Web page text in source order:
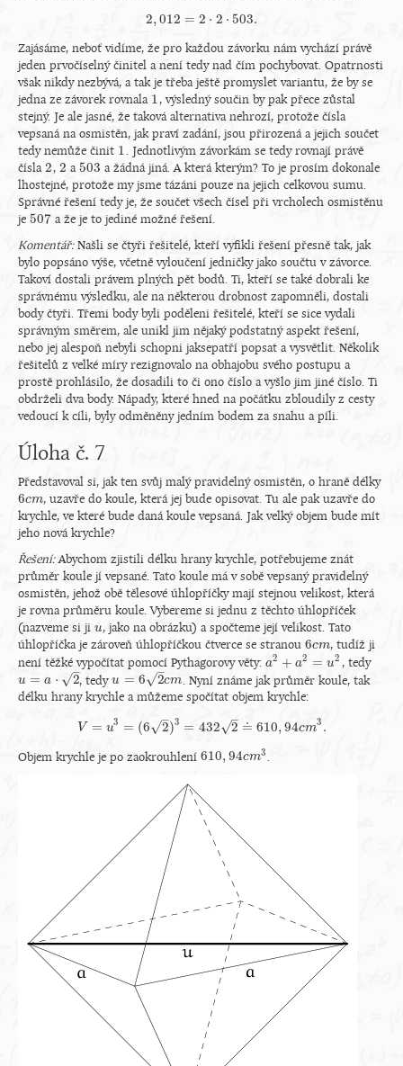
2, 012 = 2 ⋅ 2 ⋅ 503.
2,012= 2⋅ 2 ⋅503.
Zajásáme, neboť vidíme, že pro každou závorku nám vychází právě
jeden prvočíselný činitel a není tedy nad čím pochybovat. Opatrnosti
však nikdy nezbývá, a tak je třeba ještě promyslet variantu, že by se
jedna ze závorek rovnala 1
1, výsledný součin by pak přece zůstal
stejný. Je ale jasné, že taková alternativa nehrozí, protože čísla
vepsaná na osmistěn, jak praví zadání, jsou přirozená a jejich součet
tedy nemůže činit 1
1. Jednotlivým závorkám se tedy rovnají právě
čísla 2
2, 2
2 a503
503 a žádná jiná. A která kterým? To je prosím dokonale
lhostejné, protože my jsme tázáni pouze na jejich celkovou sumu.
Správné řešení tedy je, že součet všech čísel při vrcholech osmistěnu
je 507
507a že je to jediné možné řešení.
Komentář:Našli se čtyři řešitelé, kteří vyfikli řešení přesně tak, jak
bylo popsáno výše, včetně vyloučení jedničky jako součtu v závorce.
Takoví dostali právem plných pět bodů. Ti, kteří se také dobrali ke
správnému výsledku, ale na některou drobnost zapomněli, dostali
body čtyři. Třemi body byli poděleni řešitelé, kteří se sice vydali
správným směrem, ale unikl jim nějaký podstatný aspekt řešení,
nebo jej alespoň nebyli schopni jaksepatří popsat a vysvětlit. Několik
řešitelů z velké míry rezignovalo na obhajobu svého postupu a
prostě prohlásilo, že dosadili to či ono číslo a vyšlo jim jiné číslo. Ti
obdrželi dva body. Nápady, které hned na počátku zbloudily z cesty
vedoucí k cíli, byly odměněny jedním bodem za snahu a píli.
Úloha č. 7
Představoval si, jak ten svůj malý pravidelný osmistěn, o hraně délky
6cm
6cm , uzavře do koule, která jej bude opisovat. Tu ale pak uzavře do
krychle, ve které bude daná koule vepsaná. Jak velký objem bude mít
jeho nová krychle?
Řešení:Abychom zjistili délku hrany krychle, potřebujeme znát
průměr koule jí vepsané. Tato koule má v sobě vepsaný pravidelný
osmistěn, jehož obě tělesové úhlopříčky mají stejnou velikost, která
je rovna průměru koule. Vybereme si jednu z těchto úhlopříček
(nazveme si ji u
u, jako na obrázku) a spočteme její velikost. Tato
úhlopříčka je zároveň úhlopříčkou čtverce se stranou 6cm
6cm , tudíž ji
není těžké vypočítat pomocí Pythagorovy věty: a2 + a2 = u2
a2 +a2 =u 2 , tedy
u = a ⋅ 2
–
√
u=a⋅ 2 , tedyu = 6 2
–
√ cm
u=62 cm
. Nyní známe jak průměr koule, tak
délku hrany krychle a můžeme spočítat objem krychle:
V = u3 = (6 2
–
√ )3 = 432 2
–
√ ≐ 610, 94cm3 .
V= u3=(62)3 =4322≐610 ,94cm3.
Objem krychle je po zaokrouhlení 610, 94cm3
610,94cm3 .